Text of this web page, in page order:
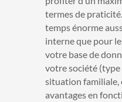
termes de
temps énorme
interne que pour
votre base de
votre société
situation familiale,
avantages en